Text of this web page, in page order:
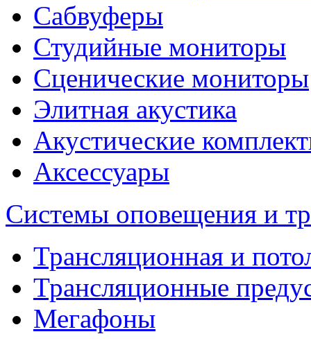
Сабвуферы
Студийные мониторы
Сценические мониторы
Элитная акустика
Акустические
Аксессуары
Системы оповещения и
Трансляционная и
Трансляционные
Мегафоны